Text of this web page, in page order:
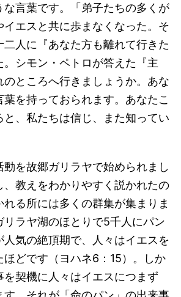
な言葉です。「弟子たちの多くが
エスと共に歩まなくなった。そ
二人に『あなた方も離れて行きた
。シモン・ペトロが答えた『主
のところへ行きましょうか。あな
を持っておられます。あなたこ
と、私たちは信じ、また知ってい
動を故郷ガリラヤで始められまし
、教えをわかりやすく説かれたの
る所には多くの群集が集まりま
リラヤ湖のほとりで5千人にパン
人気の絶頂期で、人々はイエスを
ほどです（ヨハネ6：15）。しか
を契機に人々はイエスにつまず